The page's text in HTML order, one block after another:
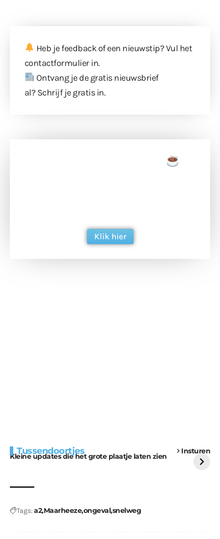
Heb je feedback of een nieuwstip? Vul het
contactformulierin.
Ontvang je de gratis nieuwsbrief
al? Schrijf je gratis in.
Klik hier
Tussendoortjes Insturen
Kleine updates die het grote plaatje laten zien
voor kabouters
uitdaging
Tags:a2Maarheezeongevalsnelweg